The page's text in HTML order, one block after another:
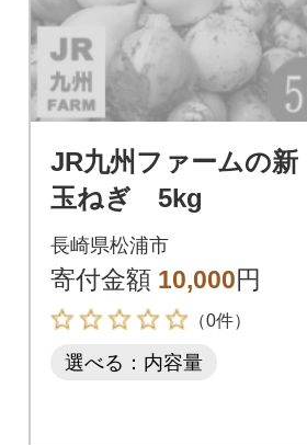
JR九州ファームの新
玉ねぎ 5kg
長崎県松浦市
寄付金額 10,000円
（0件）
選べる：内容量